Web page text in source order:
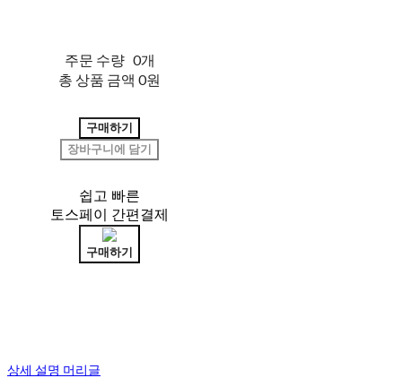
주문 수량 0개
총 상품 금액 0원
구매하기
장바구니에 담기
쉽고 빠른
토스페이 간편결제
구매하기
상세 설명 머리글